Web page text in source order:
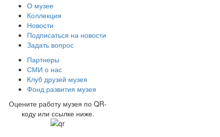
О музее
Коллекция
Новости
Подписаться на новости
Задать вопрос
Партнеры
СМИ о нас
Клуб друзей музея
Фонд развития музея
Оцените работу музея по QR-
коду или ссылке ниже.